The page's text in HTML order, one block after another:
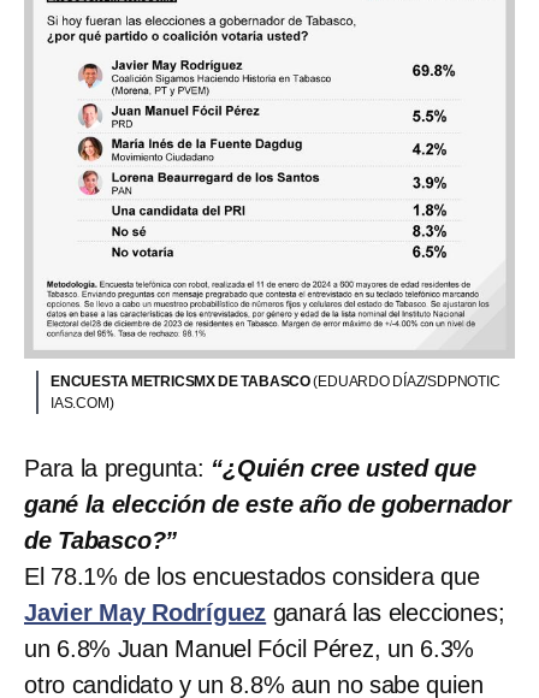
ENCUESTA METRICSMX DE TABASCO(EDUARDO DÍAZ/SDPNOTIC
IAS.COM)
Para la pregunta: “¿Quién cree usted que
gané la elección de este año de gobernador
de Tabasco?”
El 78.1% de los encuestados considera que
Javier May Rodríguez ganará las elecciones;
un 6.8% Juan Manuel Fócil Pérez, un 6.3%
otro candidato y un 8.8% aun no sabe quien